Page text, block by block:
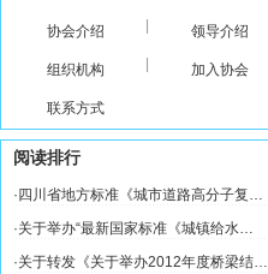
协会介绍 领导介绍
组织机构 加入协会
联系方式
阅读排行
· 四川省地方标准《城市道路高分子复…
·关于举办“最新国家标准《城镇给水…
·关于转发《关于举办2012年度桥梁结…